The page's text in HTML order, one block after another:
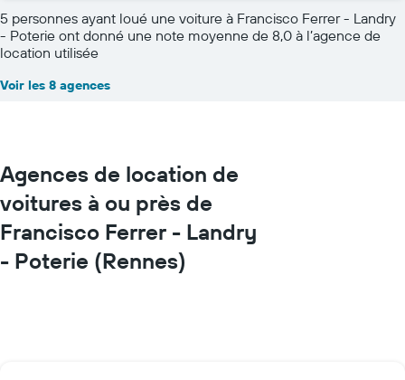
5 personnes ayant loué une voiture à Francisco Ferrer - Landry
- Poterie ont donné une note moyenne de 8,0 à l’agence de
location utilisée
Voir les 8 agences
Agences de location de
voitures à ou près de
Francisco Ferrer - Landry
- Poterie (Rennes)